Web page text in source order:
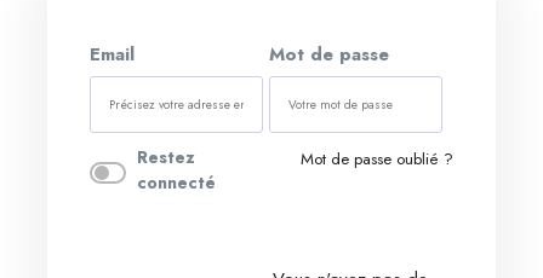
Email Mot de passe
Restez
connecté
Mot de passe oublié ?